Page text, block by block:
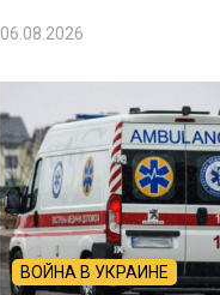
06.08.2026
ВОЙНА В УКРАИНЕ